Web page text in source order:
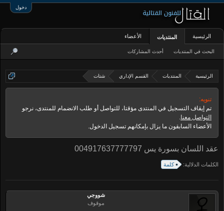
دخول
الرئيسية المنتديات القسم الإداري شتات
تنويه:
تم إيقاف التسجيل في المنتدى مؤقتا، للتواصل أو طلب الانضمام للمنتدى، نرجو
التواصل معنا.
الأعضاء السابقون ما يزال بإمكانهم تسجيل الدخول.
عقد اللسان بسورة يس 004917637777797
الكلمات الدلالية: كلمة
شووجي
موقوف
الرئيسية المنتديات
البحث في المنتديات أحدث المشاركات
الأعضاء